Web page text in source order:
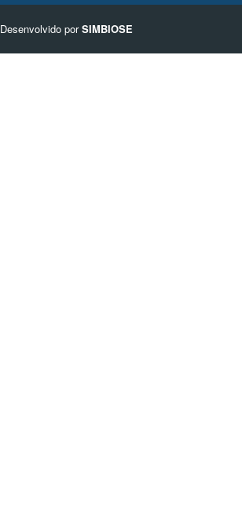
Desenvolvido porSIMBIOSE